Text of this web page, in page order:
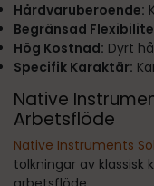
Hårdvaruberoende:
Begränsad
Hög Kostnad: Dyrt
Specifik Karaktär:
Native
Arbetsflöde
Native Instruments
tolkningar av